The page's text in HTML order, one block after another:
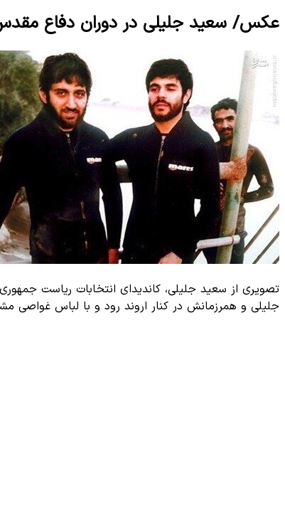
عکس/ سعید جلیلی در دوران دفاع
جلیلی و همرزمانش در کنار اروند رود و با لباس غواصی